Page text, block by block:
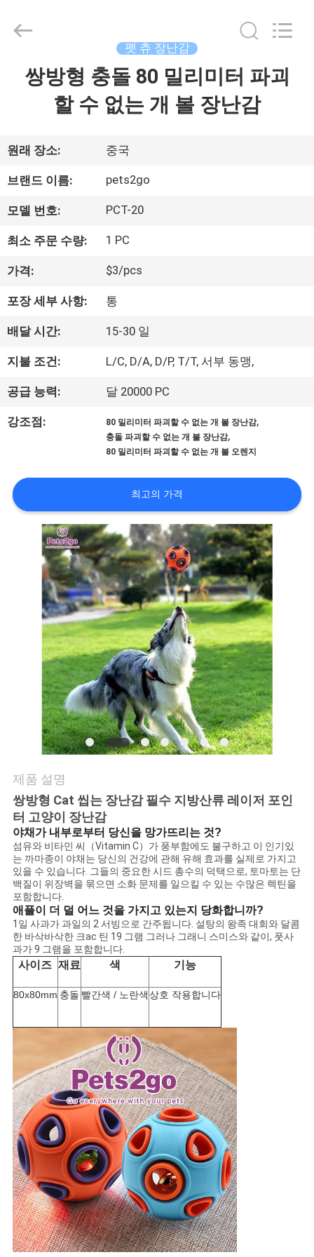
품
우
리
여
공
장
행
을
요
구
하
세
요
BLOG/NEWS
사
이
맵
PRIVACY
POLICY
2020
Trading
펫 츄 장난감
쌍방형 충돌 80 밀리미터 파괴
할 수 없는 개 볼 장난감
원래 장소: 중국
브랜드 이름: pets2go
모델 번호: PCT-20
최소 주문 수량: 1 PC
가격: $3/pcs
포장 세부 사항: 통
배달 시간: 15-30 일
지불 조건: L/C, D/A, D/P, T/T, 서부 동맹,
공급 능력: 달 20000 PC
강조점: 80 밀리미터 파괴할 수 없는 개 볼 장난감,
충돌 파괴할 수 없는 개 볼 장난감,
80 밀리미터 파괴할 수 없는 개 볼 오렌지
최고의 가격
제품 설명
쌍방형 Cat 씹는 장난감 필수 지방산류 레이저 포인
터 고양이 장난감
야채가 내부로부터 당신을 망가뜨리는 것?
섬유와 비타민 씨（Vitamin C）가 풍부함에도 불구하고 이 인기있
는 까마종이 야채는 당신의 건강에 관해 유해 효과를 실제로 가지고
있을 수 있습니다. 그들의 중요한 시드 총수의 덕택으로, 토마토는 단
백질이 위장벽을 묶으면 소화 문제를 일으킬 수 있는 수많은 렉틴을
포함합니다.
애플이 더 덜 어느 것을 가지고 있는지 당화합니까?
1일 사과가 과일의 2 서빙으로 간주됩니다. 설탕의 왕족 대회와 달콤
한 바삭바삭한 크ac 틴 19 그램 그러나 그래니 스미스와 같이, 풋사
과가 9 그램을 포함합니다.
사이즈 재료 색 기능
80x80mm 충돌 빨간색 / 노란색상호 작용합니다